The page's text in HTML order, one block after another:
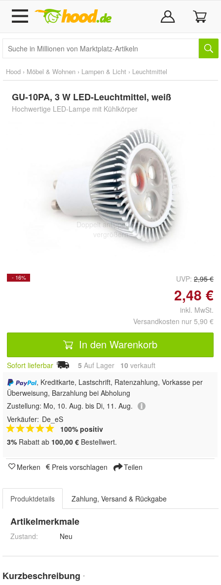
Hood › Möbel & Wohnen › Lampen & Licht › Leuchtmittel
GU-10PA, 3 W LED-Leuchtmittel, weiß
Hochwertige LED-Lampe mit Kühlkörper
Doppelt antippen zum
vergrößern
- 16% UVP: 2,95 €
2,48 €
inkl. MwSt.
Versandkosten nur 5,90 €
In den Warenkorb
Sofort lieferbar 5 Auf Lager 10 verkauft
, Kreditkarte, Lastschrift, Ratenzahlung, Vorkasse per
Überweisung, Barzahlung bei Abholung
Zustellung: Mo, 10. Aug. bis Di, 11. Aug.
Verkäufer: De_eS
100% positiv
3% Rabatt ab 100,00 € Bestellwert.
Merken Preis vorschlagen Teilen
Produktdetails Zahlung, Versand & Rückgabe
Artikelmerkmale
Zustand: Neu
Kurzbeschreibung *